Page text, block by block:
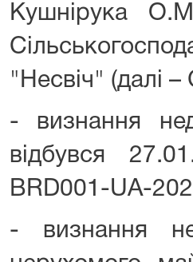
Кушнірука
"Несвіч" (далі
- визнання
відбувся
ВRD001-UА-
- визнання